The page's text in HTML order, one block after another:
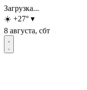
Загрузка...
☀️ +27° ▾
8 августа, сбт